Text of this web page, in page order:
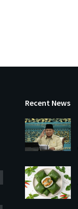
Recent News